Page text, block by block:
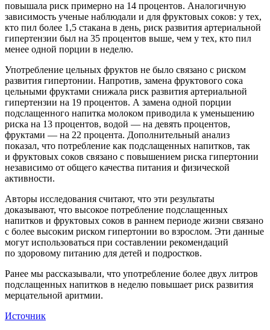
повышала риск примерно на 14 процентов. Аналогичную
зависимость ученые наблюдали и для фруктовых соков: у тех,
кто пил более 1,5 стакана в день, риск развития артериальной
гипертензии был на 35 процентов выше, чем у тех, кто пил
менее одной порции в неделю.
Употребление цельных фруктов не было связано с риском
развития гипертонии. Напротив, замена фруктового сока
цельными фруктами снижала риск развития артериальной
гипертензии на 19 процентов. А замена одной порции
подслащенного напитка молоком приводила к уменьшению
риска на 13 процентов, водой — на девять процентов,
фруктами — на 22 процента. Дополнительный анализ
показал, что потребление как подслащенных напитков, так
и фруктовых соков связано с повышением риска гипертонии
независимо от общего качества питания и физической
активности.
Авторы исследования считают, что эти результаты
доказывают, что высокое потребление подслащенных
напитков и фруктовых соков в раннем периоде жизни связано
с более высоким риском гипертонии во взрослом. Эти данные
могут использоваться при составлении рекомендаций
по здоровому питанию для детей и подростков.
Ранее мы рассказывали, что употребление более двух литров
подслащенных напитков в неделю повышает риск развития
мерцательной аритмии.
Источник